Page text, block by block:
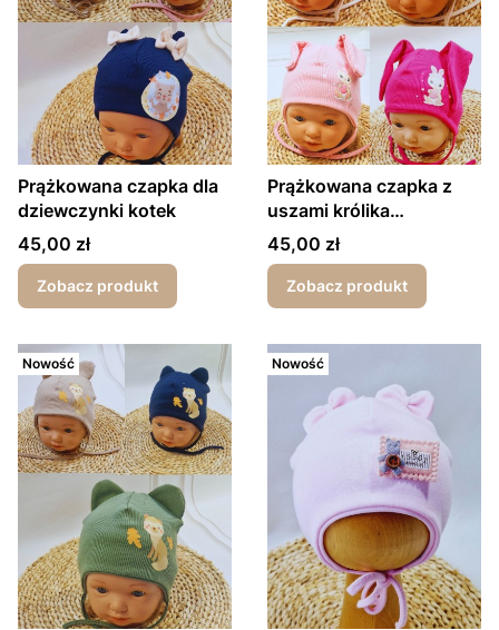
Prążkowana czapka dla
dziewczynki kotek
Cena
45,00 zł
Zobacz produkt
Prążkowana czapka z
uszami królika
wiosna/jesień
Cena
45,00 zł
Zobacz produkt
Nowość Nowość